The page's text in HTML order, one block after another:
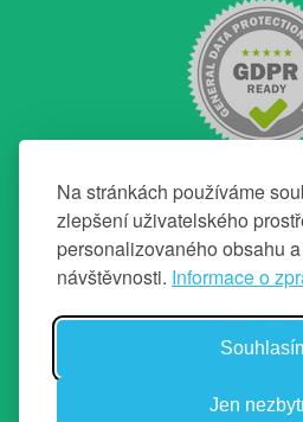
Na stránkách používáme
zlepšení uživatelského
personalizovaného obsahu
návštěvnosti. Informace o
Jen
O
Chci top
Průvodce